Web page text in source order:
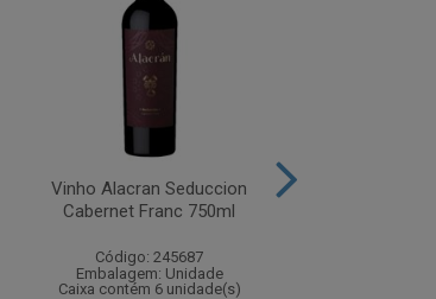
Vinho Alacran Seduccion
Cabernet Franc 750ml
Código: 245687
Embalagem: Unidade
Caixa contém 6 unidade(s)